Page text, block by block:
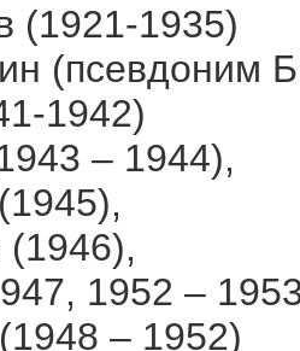
(1921-1935)
(псевдоним
1942)
– 1944),
1952 –
– 1952)